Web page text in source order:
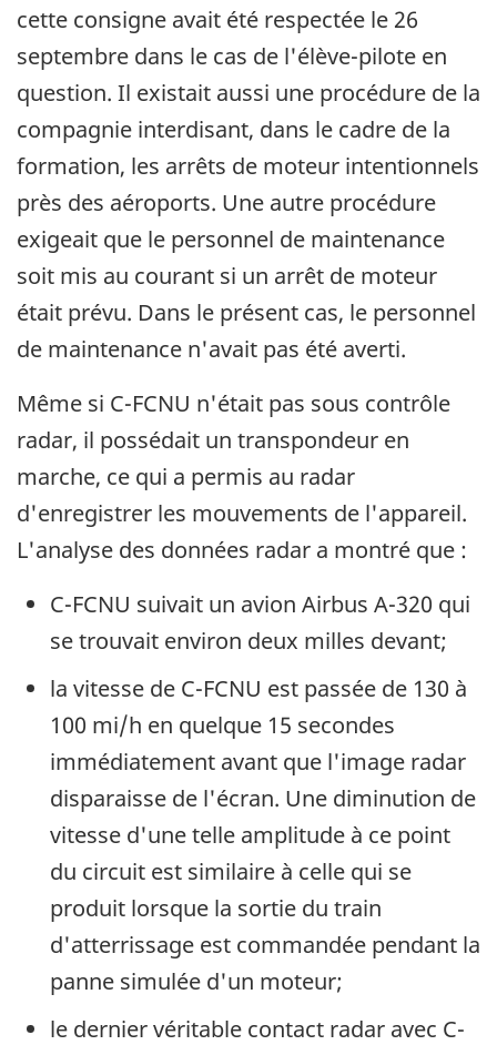
cette consigne avait été respectée le 26
septembre dans le cas de l'élève-pilote en
question. Il existait aussi une procédure de la
compagnie interdisant, dans le cadre de la
formation, les arrêts de moteur intentionnels
près des aéroports. Une autre procédure
exigeait que le personnel de maintenance
soit mis au courant si un arrêt de moteur
était prévu. Dans le présent cas, le personnel
de maintenance n'avait pas été averti.
Même si C-FCNU n'était pas sous contrôle
radar, il possédait un transpondeur en
marche, ce qui a permis au radar
d'enregistrer les mouvements de l'appareil.
L'analyse des données radar a montré que :
C-FCNU suivait un avion Airbus A-320 qui
se trouvait environ deux milles devant;
la vitesse de C-FCNU est passée de 130 à
100 mi/h en quelque 15 secondes
immédiatement avant que l'image radar
disparaisse de l'écran. Une diminution de
vitesse d'une telle amplitude à ce point
du circuit est similaire à celle qui se
produit lorsque la sortie du train
d'atterrissage est commandée pendant la
panne simulée d'un moteur;
le dernier véritable contact radar avec C-